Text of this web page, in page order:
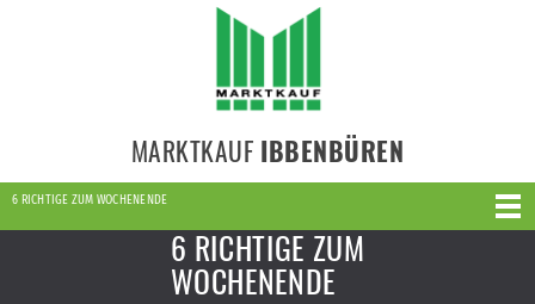
MARKTKAUF IBBENBÜREN
6 RICHTIGE ZUM WOCHENENDE
6 RICHTIGE ZUM
WOCHENENDE